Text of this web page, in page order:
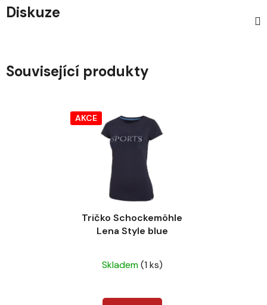
Diskuze
Související produkty
AKCE
Tričko Schockemöhle
Lena Style blue
hodnocení
Skladem(1 ks)